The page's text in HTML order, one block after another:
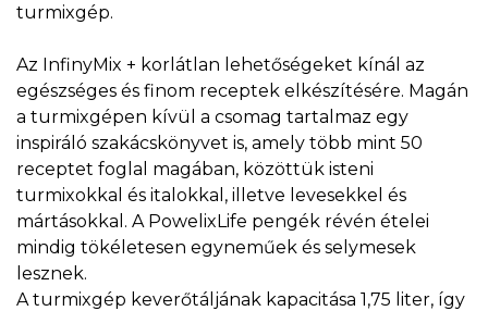
turmixgép.
Az InfinyMix + korlátlan lehetőségeket kínál az
egészséges és finom receptek elkészítésére. Magán
a turmixgépen kívül a csomag tartalmaz egy
inspiráló szakácskönyvet is, amely több mint 50
receptet foglal magában, közöttük isteni
turmixokkal és italokkal, illetve levesekkel és
mártásokkal. A PowelixLife pengék révén ételei
mindig tökéletesen egyneműek és selymesek
lesznek.
A turmixgép keverőtáljának kapacitása 1,75 liter, így